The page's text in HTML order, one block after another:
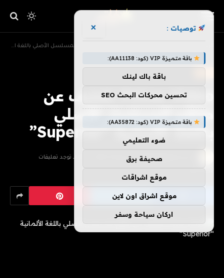
Prime Video تكشف عن
طاقم المسلسل الأصلي
باللغة الألمانية “Superior”
فريق هزليات يونيو 28, 2026 لا توجد تعليقات
2 دقائق
توصيات : ×
باقة متميزة VIP (كود: AA11138):
باقة باك لينك
تحسين محركات البحث SEO
باقة متميزة VIP (كود: AA35872):
ضوء التعليمي
صحيفة برق
موقع اشراقات
موقع اشراق اون لاين
اركان سياحة وسفر